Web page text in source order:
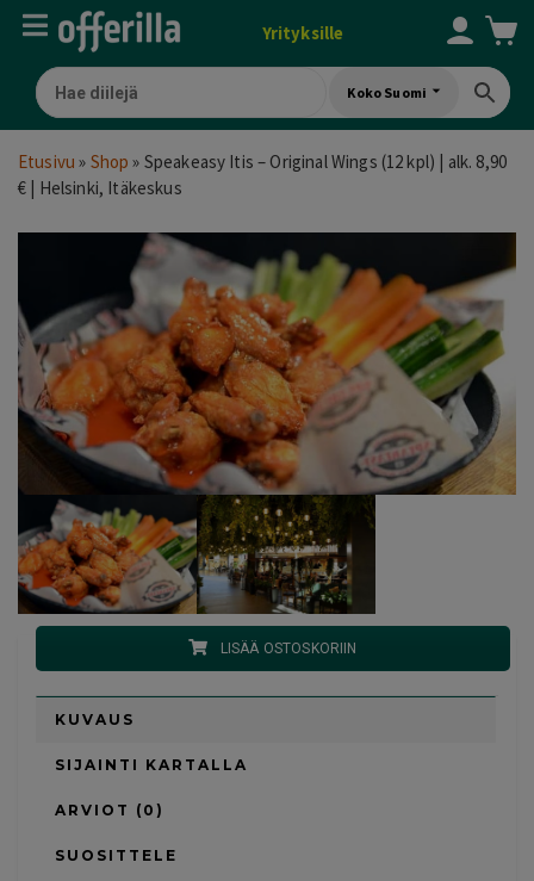
Yrityksille
Koko Suomi
Etusivu » Shop » Speakeasy Itis – Original Wings (12 kpl) | alk. 8,90
€ | Helsinki, Itäkeskus
LISÄÄ OSTOSKORIIN
KUVAUS
SIJAINTI KARTALLA
ARVIOT (0)
SUOSITTELE